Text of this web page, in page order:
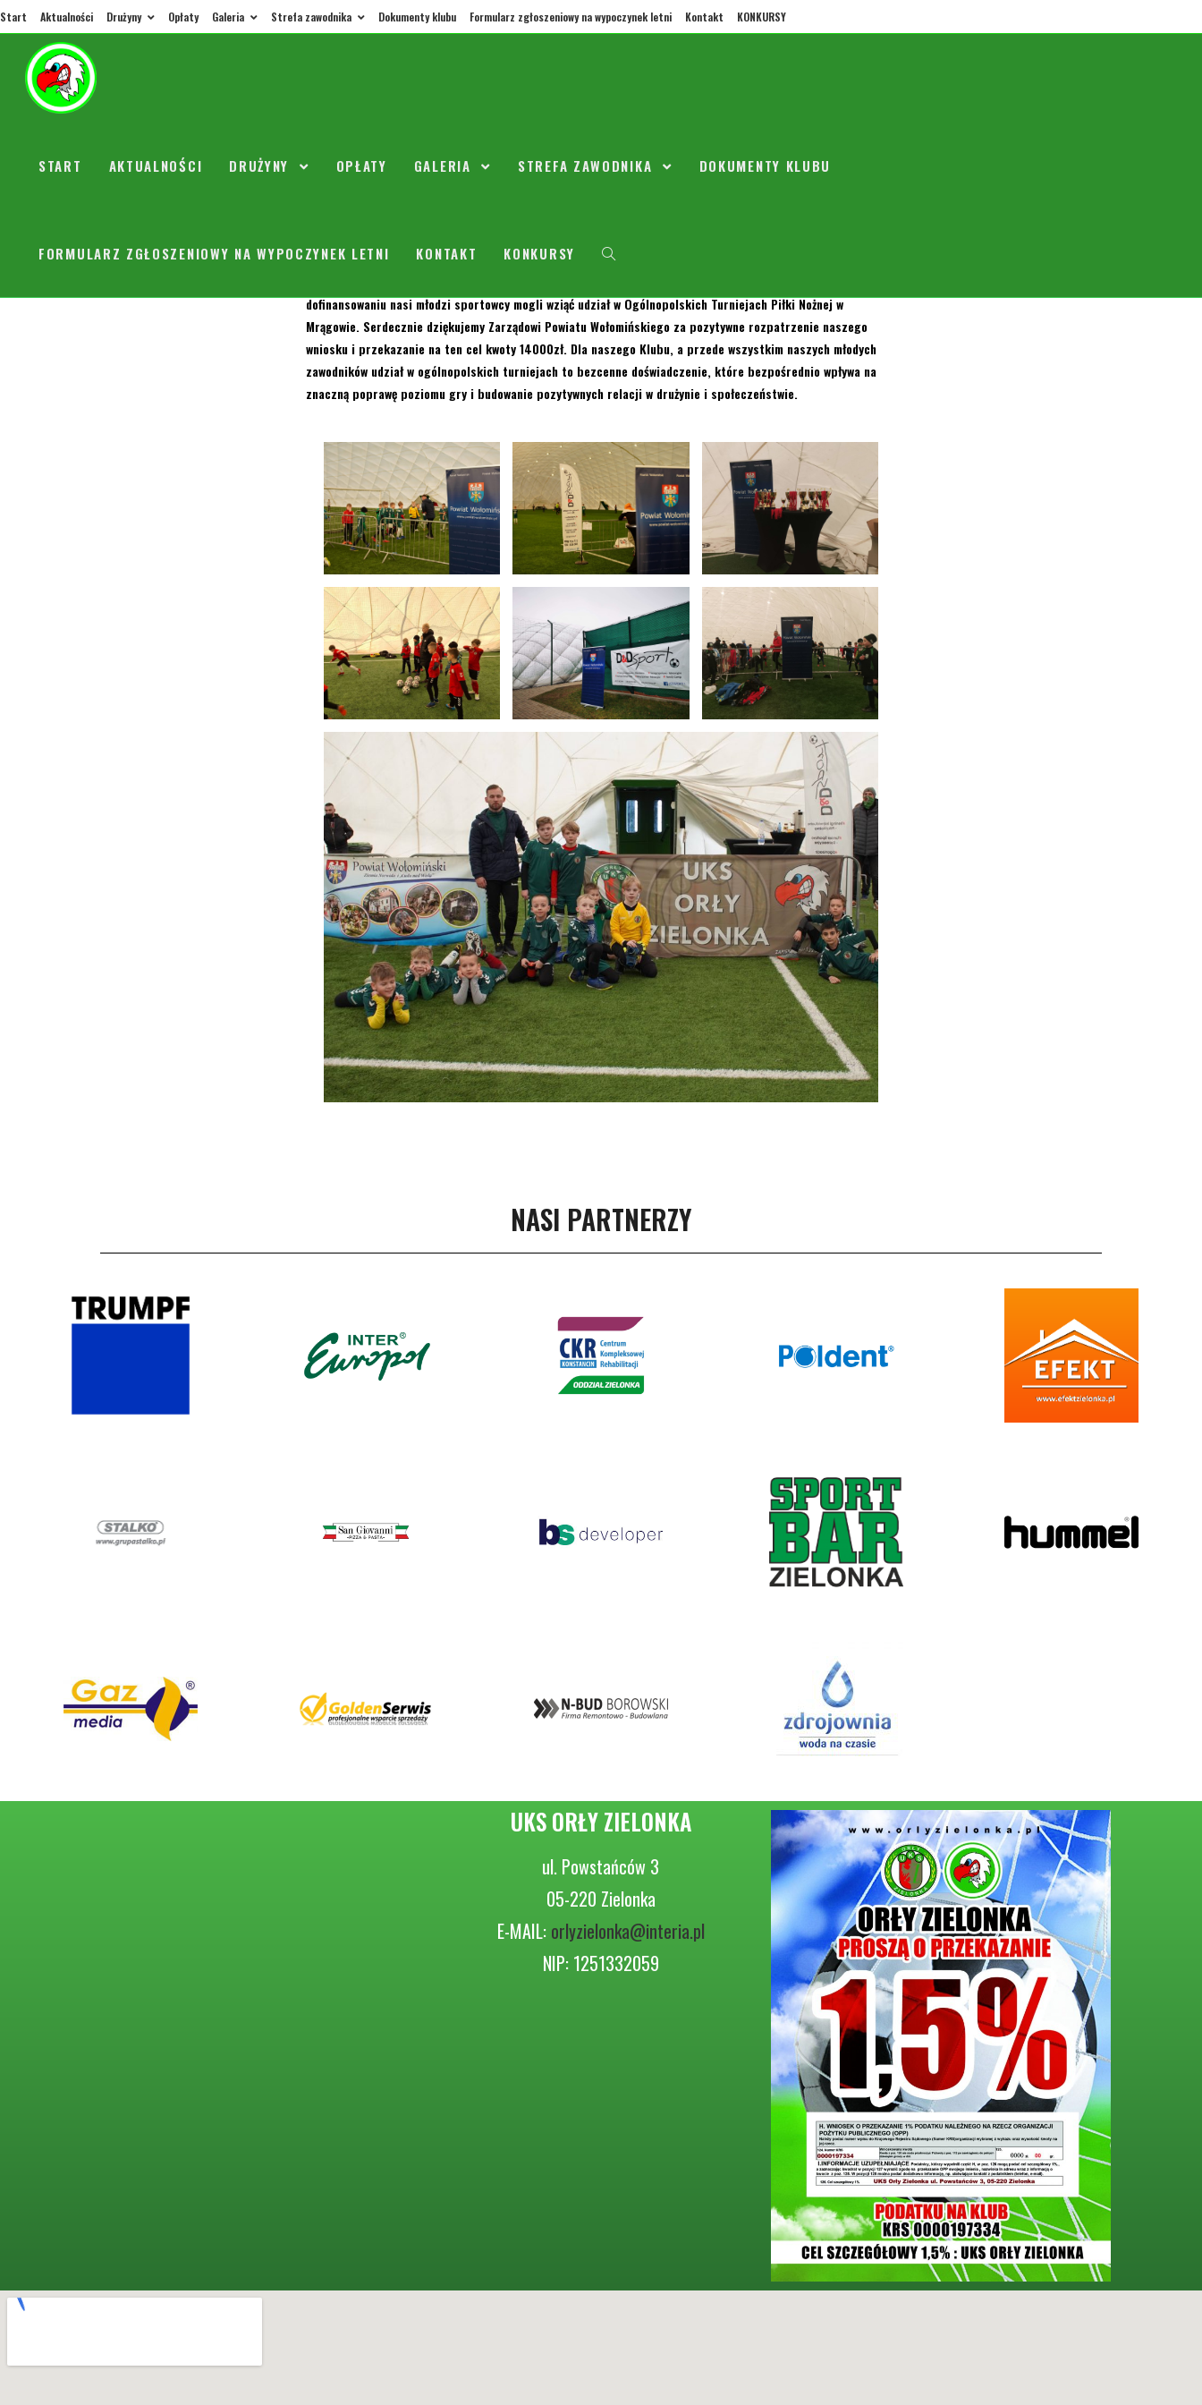
Start Aktualności Drużyny Opłaty Galeria Strefa zawodnika Dokumenty klubu Formularz zgłoszeniowy na wypoczynek letni Kontakt KONKURSY
START AKTUALNOŚCI DRUŻYNY OPŁATY GALERIA STREFA ZAWODNIKA DOKUMENTY KLUBU
FORMULARZ ZGŁOSZENIOWY NA WYPOCZYNEK LETNI KONTAKT KONKURSY
dofinansowaniu nasi młodzi sportowcy mogli wziąć udział w Ogólnopolskich Turniejach Piłki Nożnej w
Mrągowie. Serdecznie dziękujemy Zarządowi Powiatu Wołomińskiego za pozytywne rozpatrzenie naszego
wniosku i przekazanie na ten cel kwoty 14000zł. Dla naszego Klubu, a przede wszystkim naszych młodych
zawodników udział w ogólnopolskich turniejach to bezcenne doświadczenie, które bezpośrednio wpływa na
znaczną poprawę poziomu gry i budowanie pozytywnych relacji w drużynie i społeczeństwie.
NASI PARTNERZY
UKS ORŁY ZIELONKA
ul. Powstańców 3
05-220 Zielonka
E-MAIL: orlyzielonka@interia.pl
NIP: 1251332059